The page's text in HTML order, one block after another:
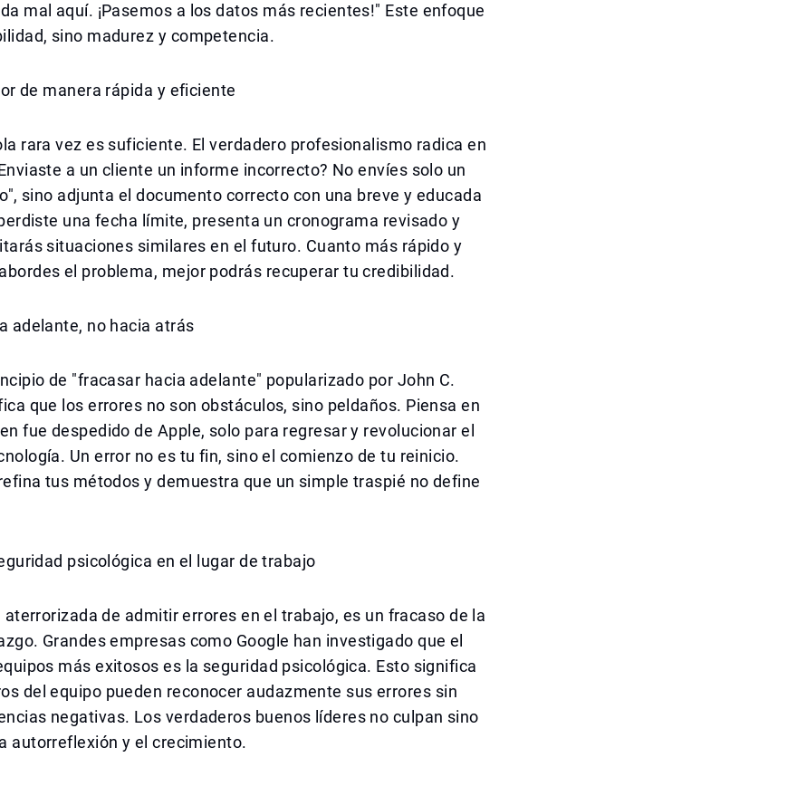
mal aquí. ¡Pasemos a los datos más recientes!" Este enfoque
sino madurez y competencia.
de manera rápida y eficiente
rara vez es suficiente. El verdadero profesionalismo radica en
a un cliente un informe incorrecto? No envíes solo un
sino adjunta el documento correcto con una breve y educada
una fecha límite, presenta un cronograma revisado y
situaciones similares en el futuro. Cuanto más rápido y
el problema, mejor podrás recuperar tu credibilidad.
adelante, no hacia atrás
de "fracasar hacia adelante" popularizado por John C.
que los errores no son obstáculos, sino peldaños. Piensa en
fue despedido de Apple, solo para regresar y revolucionar el
Un error no es tu fin, sino el comienzo de tu reinicio.
tus métodos y demuestra que un simple traspié no define
psicológica en el lugar de trabajo
de admitir errores en el trabajo, es un fracaso de la
Grandes empresas como Google han investigado que el
más exitosos es la seguridad psicológica. Esto significa
del equipo pueden reconocer audazmente sus errores sin
negativas. Los verdaderos buenos líderes no culpan sino
autorreflexión y el crecimiento.